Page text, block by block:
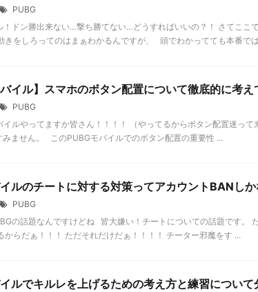
PUBG
！ドン勝出来ない…撃ち勝てない…どうすればいいの？！ さてここ
きをしろってのはまぁわかるんですが、 頭でわかってても本番で
バイル】スマホのボタン配置について徹底的に考え
PUBG
イルやってますか皆さん！！！！ （やってるからボタン配置迷っ
ません。 このPUBGモバイルでのボタン配置の重要性 ...
ルのチートに対する対策ってアカウントBANしか
PUBG
の話題なんですけどね 皆大嫌い！チートについての話題です。
からだぁ！！！ ただそれだけだぁ！！！！ チーター邪魔をす ...
ルでキルレを上げるための考え方と練習について